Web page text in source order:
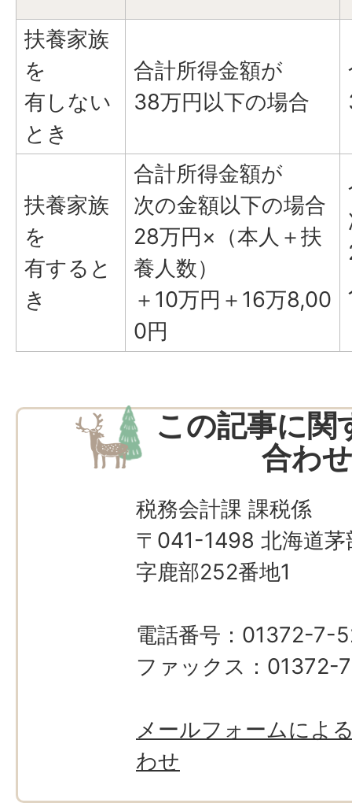
扶養家族
を
有しない
とき
合計所得金額が
38万円以下の場合
扶養家族
を
有すると
き
合計所得金額が
次の金額以下の場合
28万円×（本人＋扶
養人数）
＋10万円＋16万8,00
0円
この記事に関
合わ
税務会計課 課税係
〒041-1498 北海道茅
字鹿部252番地1
電話番号：01372-7-
ファックス：01372-
メールフォームによ
わせ